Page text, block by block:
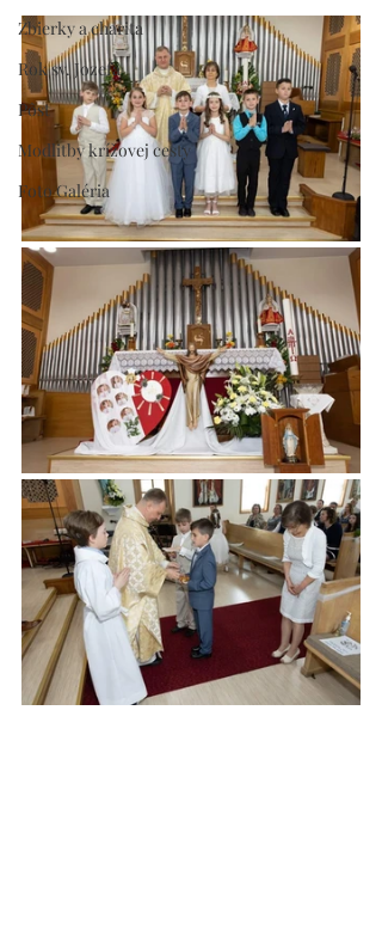
Zbierky a charita
Rok sv. Jozefa
Pôst
Modlitby krížovej cesty
Foto Galéria